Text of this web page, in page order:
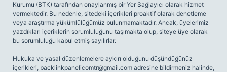
Kurumu (BTK) tarafından onaylanmış bir Yer Sağlayıcı olarak hizmet
vermektedir. Bu nedenle, sitedeki içerikleri proaktif olarak denetleme
veya araştırma yükümlülüğümüz bulunmamaktadır. Ancak, üyelerimiz
yazdıkları içeriklerin sorumluluğunu taşımakta olup, siteye üye olarak
bu sorumluluğu kabul etmiş sayılırlar.
Hukuka ve yasal düzenlemelere aykırı olduğunu düşündüğünüz
içerikleri, backlinkpanelicomtr@gmail.com adresine bildirmeniz halinde,